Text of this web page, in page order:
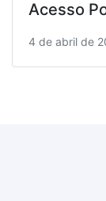
Acesso
4 de abril de